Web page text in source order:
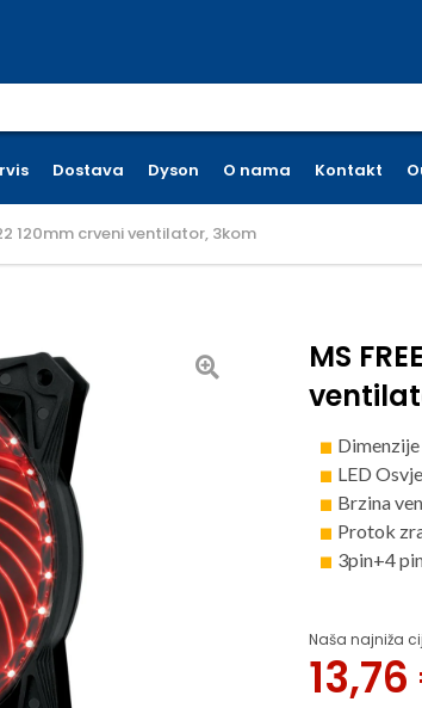
Dostava Dyson O nama Kontakt
120mm crveni ventilator, 3kom
MS
LED
Brzina
Protok
3pin+4
Naša najniža
13,76